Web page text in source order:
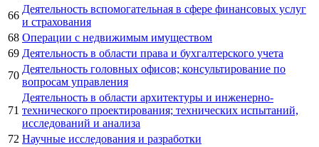
66
Деятельность вспомогательная в сфере финансовых услуг
и страхования
68 Операции с недвижимым имуществом
69 Деятельность в области права и бухгалтерского учета
70
Деятельность головных офисов; консультирование по
вопросам управления
71
Деятельность в области архитектуры и инженерно-
технического проектирования; технических испытаний,
исследований и анализа
72 Научные исследования и разработки